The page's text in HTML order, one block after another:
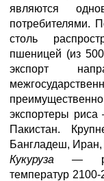
являются
потребителями.
столь
пшеницей (из
экспорт
экспортеры
Пакистан.
Бангладеш,
Кукуруза —
температур